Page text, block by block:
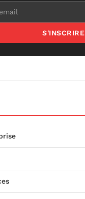
S'INSCRIRE